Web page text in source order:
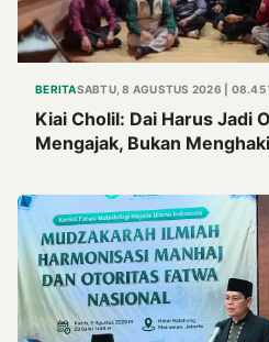
BERITASABTU, 8 AGUSTUS 2026 | 08.45
Kiai Cholil: Dai Harus Jadi
Mengajak, Bukan